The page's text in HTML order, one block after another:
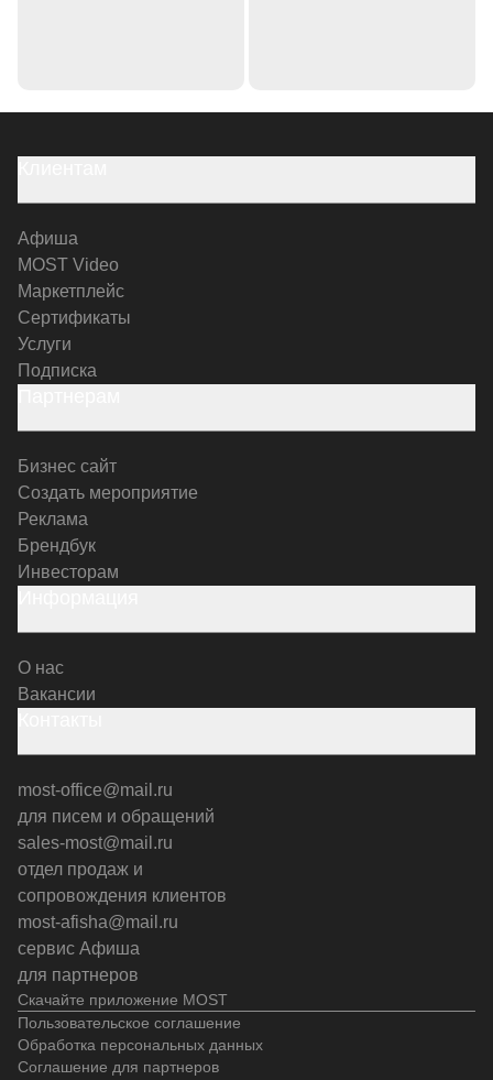
Скачайте приложение MOST
Афиша
MOST Video
Маркетплейс
Сертификаты
Услуги
Подписка
Бизнес сайт
Создать мероприятие
Реклама
Брендбук
Инвесторам
О нас
Вакансии
most-office@mail.ru
для писем и обращений
sales-most@mail.ru
отдел продаж и
сопровождения клиентов
most-afisha@mail.ru
сервис Афиша
для партнеров
Пользовательское соглашение
Обработка персональных данных
Соглашение для партнеров